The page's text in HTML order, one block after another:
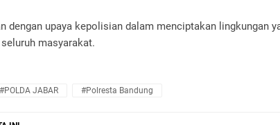
dengan upaya kepolisian dalam menciptakan lingkungan
masyarakat.
#POLDA JABAR #Polresta Bandung